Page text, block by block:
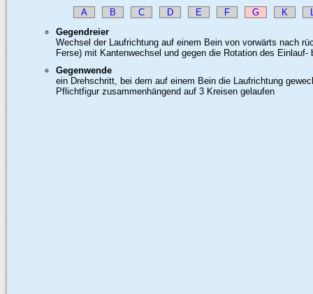
A B C D E F G K
Gegendreier
Wechsel der Laufrichtung auf einem Bein von vorwärts nach
Ferse) mit Kantenwechsel und gegen die Rotation des Einlauf-
Gegenwende
ein Drehschritt, bei dem auf einem Bein die Laufrichtung
Pflichtfigur zusammenhängend auf 3 Kreisen gelaufen